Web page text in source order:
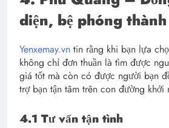
diện, bệ phóng
Yenxemay.vn tin rằng khi bạn lựa
không chỉ đơn thuần là tìm được
giá tốt mà còn có được người bạn
trợ bạn tận tâm trên con đường khởi
4.1 Tư vấn tận tình